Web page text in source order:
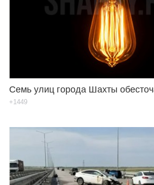
Семь улиц города Шахты
+1449